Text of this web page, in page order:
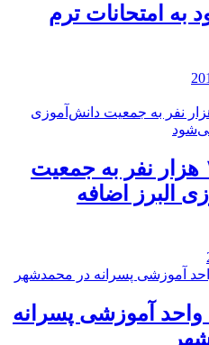
به امتحانات ترم
️سالانه ۱۲ هزار نفر به جمعیت
البرز اضافه
واحد آموزشی پسرانه